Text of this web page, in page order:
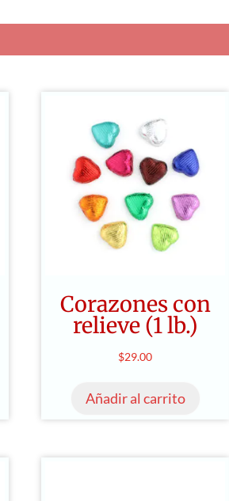
Corazones con
relieve (1 lb.)
$29.00
Añadir al carrito